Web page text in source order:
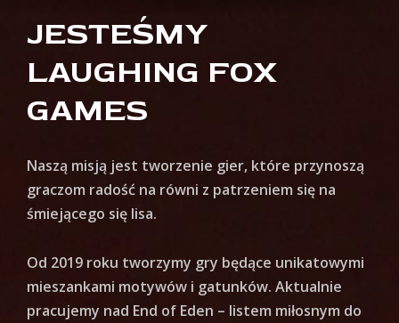
JESTEŚMY
LAUGHING FOX
GAMES
Naszą misją jest tworzenie gier, które przynoszą
graczom radość na równi z patrzeniem się na
śmiejącego się lisa.
Od 2019 roku tworzymy gry będące unikatowymi
mieszankami motywów i gatunków. Aktualnie
pracujemy nad End of Eden – listem miłosnym do